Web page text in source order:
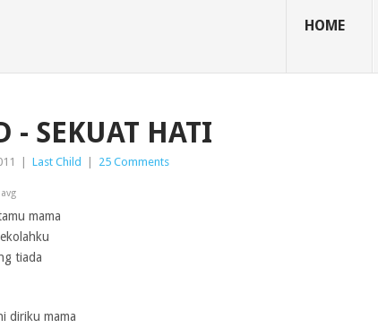
HOME
- SEKUAT HATI
Last Child 25 Comments
mama
tiada
diriku mama